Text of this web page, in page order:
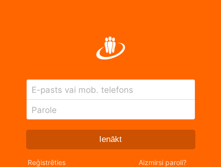
E-pasts vai mob. telefons
Parole
Ienākt
Reģistrēties Aizmirsi paroli?